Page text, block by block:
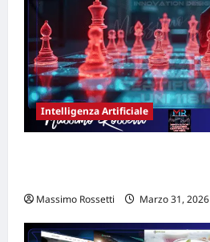
Intelligenza Artificiale
Massimo Rossetti Marzo 31, 2026